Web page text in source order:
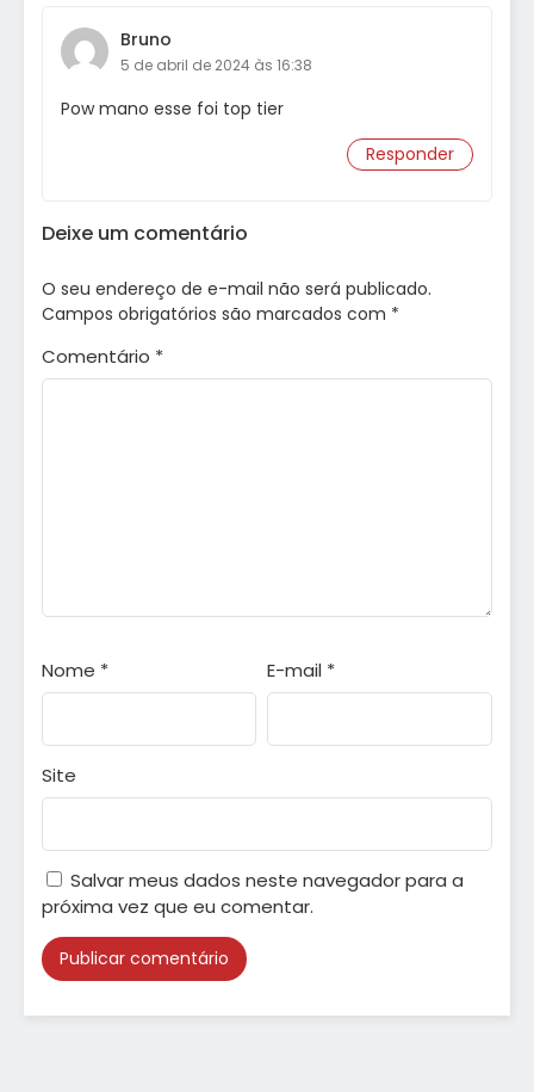
Bruno
5 de abril de 2024 às 16:38
Pow mano esse foi top tier
Responder
Deixe um comentário
O seu endereço de e-mail não será publicado.
Campos obrigatórios são marcados com *
Comentário *
Nome * E-mail *
Site
Salvar meus dados neste navegador para a
próxima vez que eu comentar.
Alternative: